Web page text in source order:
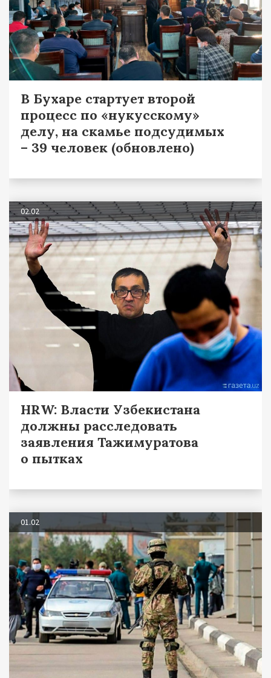
В Бухаре стартует второй
процесс по «нукусскому»
делу, на скамье подсудимых
– 39 человек (обновлено)
02.02
HRW: Власти Узбекистана
должны расследовать
заявления Тажимуратова
о пытках
01.02